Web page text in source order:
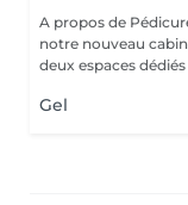
A propos de Pédicure
notre nouveau
deux espaces
Gel